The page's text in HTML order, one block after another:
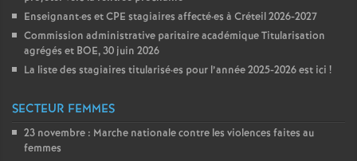
Enseignant·es etCPE stagiaires affecté·es à Créteil 2026-2027
Commission administrative paritaire académique Titularisation
agrégés et BOE, 30 juin 2026
La liste des stagiaires titularisé·es pour l’année 2025-2026 est ici !
SECTEUR FEMMES
23 novembre : Marche nationale contre les violences faites au
femmes